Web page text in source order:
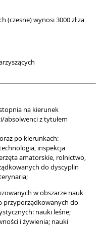
(czesne) wynosi 3000 zł za
na kierunek
absolwenci z tytułem
po kierunkach:
inspekcja
amatorskie, rolnictwo,
do dyscyplin
w obszarze nauk
przyporządkowanych do
nauki leśne;
i żywienia; nauki